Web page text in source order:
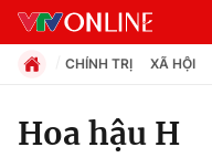
CHÍNH TRỊ XÃ HỘI
Hoa hậu H